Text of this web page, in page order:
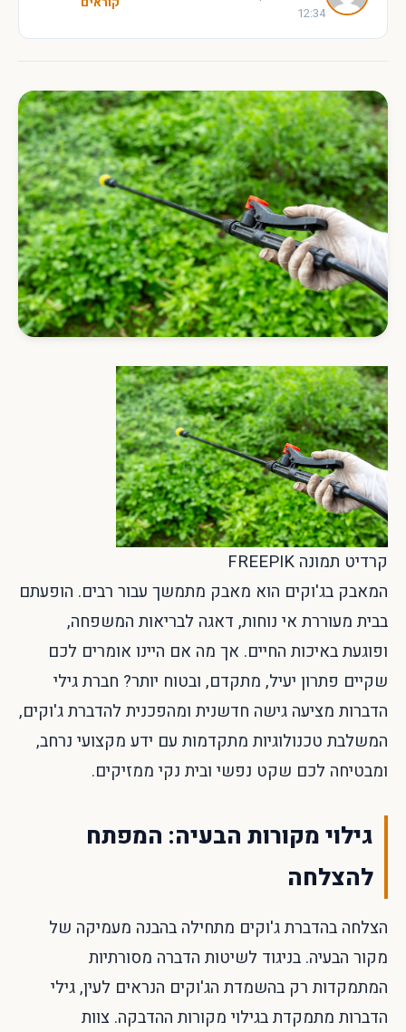
12:34
קרדיט תמונה FREEPIK
המאבק בג'וקים הוא מאבק מתמשך עבור רבים. הופעתם
בבית מעוררת אי נוחות, דאגה לבריאות המשפחה,
ופוגעת באיכות החיים. אך מה אם היינו אומרים לכם
שקיים פתרון יעיל, מתקדם, ובטוח יותר? חברת גילי
הדברות מציעה גישה חדשנית ומהפכנית להדברת ג'וקים,
המשלבת טכנולוגיות מתקדמות עם ידע מקצועי נרחב,
ומבטיחה לכם שקט נפשי ובית נקי ממזיקים.
גילוי מקורות הבעיה: המפתח
להצלחה
הצלחה בהדברת ג'וקים מתחילה בהבנה מעמיקה של
מקור הבעיה. בניגוד לשיטות הדברה מסורתיות
המתמקדות רק בהשמדת הג'וקים הנראים לעין, גילי
הדברות מתמקדת בגילוי מקורות ההדבקה. צוות